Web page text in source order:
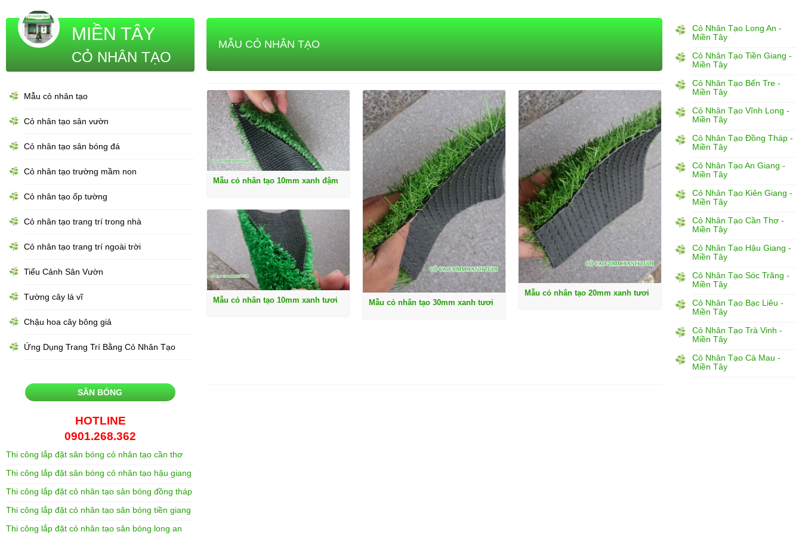
MIỀN TÂY
CỎ NHÂN TẠO
Mẫu cỏ nhân tạo
Cỏ nhân tạo sân vườn
Cỏ nhân tạo sân bóng đá
Cỏ nhân tạo trường mầm non
Cỏ nhân tạo ốp tường
Cỏ nhân tạo trang trí trong nhà
Cỏ nhân tạo trang trí ngoài trời
Tiểu Cảnh Sân Vườn
Tường cây lá vĩ
Chậu hoa cây bông giả
Ứng Dụng Trang Trí Bằng Cỏ Nhân Tạo
SÂN BÓNG
HOTLINE
0901.268.362
Thi công lắp đặt sân bóng cỏ nhân tạo cần thơ
Thi công lắp đặt sân bóng cỏ nhân tạo hậu giang
Thi công lắp đặt cỏ nhân tạo sân bóng đồng tháp
Thi công lắp đặt cỏ nhân tạo sân bóng tiền giang
Thi công lắp đặt cỏ nhân tạo sân bóng long an
MẪU CỎ NHÂN TẠO
Mẫu cỏ nhân tạo 10mm xanh đậm
Mẫu cỏ nhân tạo 30mm xanh tươi
Mẫu cỏ nhân tạo 20mm xanh tươi
Mẫu cỏ nhân tạo 10mm xanh tươi
Cỏ Nhân Tạo Long An -
Miền Tây
Cỏ Nhân Tạo Tiền Giang -
Miền Tây
Cỏ Nhân Tạo Bến Tre -
Miền Tây
Cỏ Nhân Tạo Vĩnh Long -
Miền Tây
Cỏ Nhân Tạo Đồng Tháp -
Miền Tây
Cỏ Nhân Tạo An Giang -
Miền Tây
Cỏ Nhân Tạo Kiên Giang -
Miền Tây
Cỏ Nhân Tạo Cần Thơ -
Miền Tây
Cỏ Nhân Tạo Hậu Giang -
Miền Tây
Cỏ Nhân Tạo Sóc Trăng -
Miền Tây
Cỏ Nhân Tạo Bạc Liêu -
Miền Tây
Cỏ Nhân Tạo Trà Vinh -
Miền Tây
Cỏ Nhân Tạo Cà Mau -
Miền Tây